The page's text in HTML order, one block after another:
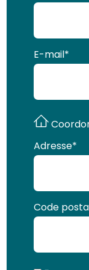
E-mail*
Adresse*
Code